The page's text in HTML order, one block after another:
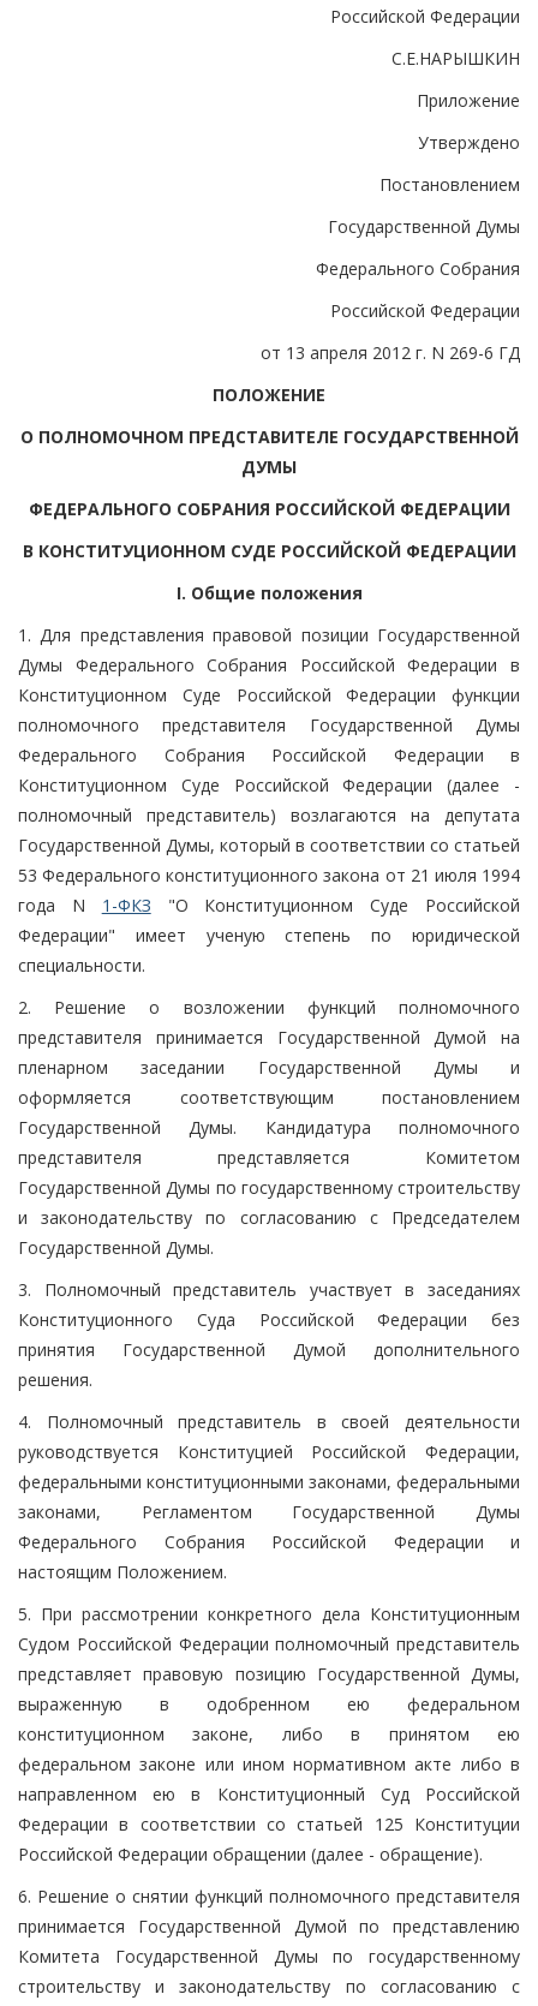
Российской Федерации
С.Е.НАРЫШКИН
Приложение
Утверждено
Постановлением
Государственной Думы
Федерального Собрания
Российской Федерации
от 13 апреля 2012 г. N 269-6 ГД
ПОЛОЖЕНИЕ
О ПОЛНОМОЧНОМ ПРЕДСТАВИТЕЛЕ ГОСУДАРСТВЕННОЙ
ДУМЫ
ФЕДЕРАЛЬНОГО СОБРАНИЯ РОССИЙСКОЙ ФЕДЕРАЦИИ
В КОНСТИТУЦИОННОМ СУДЕ РОССИЙСКОЙ ФЕДЕРАЦИИ
I. Общие положения
1. Для представления правовой позиции Государственной
Думы Федерального Собрания Российской Федерации в
Конституционном Суде Российской Федерации функции
полномочного представителя Государственной Думы
Федерального Собрания Российской Федерации в
Конституционном Суде Российской Федерации (далее -
полномочный представитель) возлагаются на депутата
Государственной Думы, который в соответствии со статьей
53 Федерального конституционного закона от 21 июля 1994
года N 1-ФКЗ "О Конституционном Суде Российской
Федерации" имеет ученую степень по юридической
специальности.
2. Решение о возложении функций полномочного
представителя принимается Государственной Думой на
пленарном заседании Государственной Думы и
оформляется соответствующим постановлением
Государственной Думы. Кандидатура полномочного
представителя представляется Комитетом
Государственной Думы по государственному строительству
и законодательству по согласованию с Председателем
Государственной Думы.
3. Полномочный представитель участвует в заседаниях
Конституционного Суда Российской Федерации без
принятия Государственной Думой дополнительного
решения.
4. Полномочный представитель в своей деятельности
руководствуется Конституцией Российской Федерации,
федеральными конституционными законами, федеральными
законами, Регламентом Государственной Думы
Федерального Собрания Российской Федерации и
настоящим Положением.
5. При рассмотрении конкретного дела Конституционным
Судом Российской Федерации полномочный представитель
представляет правовую позицию Государственной Думы,
выраженную в одобренном ею федеральном
конституционном законе, либо в принятом ею
федеральном законе или ином нормативном акте либо в
направленном ею в Конституционный Суд Российской
Федерации в соответствии со статьей 125 Конституции
Российской Федерации обращении (далее - обращение).
6. Решение о снятии функций полномочного представителя
принимается Государственной Думой по представлению
Комитета Государственной Думы по государственному
строительству и законодательству по согласованию с